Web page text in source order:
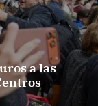
a las